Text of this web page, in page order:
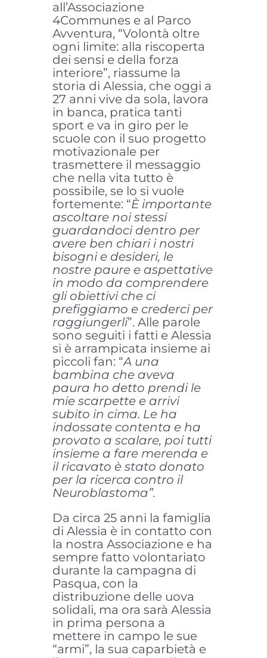
all’Associazione
4Communes e al Parco
Avventura, “Volontà oltre
ogni limite: alla riscoperta
dei sensi e della forza
interiore”, riassume la
storia di Alessia, che oggi a
27 anni vive da sola, lavora
in banca, pratica tanti
sport e va in giro per le
scuole con il suo progetto
motivazionale per
trasmettere il messaggio
che nella vita tutto è
possibile, se lo si vuole
fortemente: “È importante
ascoltare noi stessi
guardandoci dentro per
avere ben chiari i nostri
bisogni e desideri, le
nostre paure e aspettative
in modo da comprendere
gli obiettivi che ci
prefiggiamo e crederci per
raggiungerli”. Alle parole
sono seguiti i fatti e Alessia
si è arrampicata insieme ai
piccoli fan: “A una
bambina che aveva
paura ho detto prendi le
mie scarpette e arrivi
subito in cima. Le ha
indossate contenta e ha
provato a scalare, poi tutti
insieme a fare merenda e
il ricavato è stato donato
per la ricerca contro il
Neuroblastoma”.
Da circa 25 anni la famiglia
di Alessia è in contatto con
la nostra Associazione e ha
sempre fatto volontariato
durante la campagna di
Pasqua, con la
distribuzione delle uova
solidali, ma ora sarà Alessia
in prima persona a
mettere in campo le sue
“armi”, la sua caparbietà e